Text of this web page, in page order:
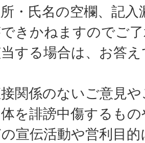
・氏名の空欄、記入
きかねますのでご
する場合は、お答
接関係のないご意見
体を誹謗中傷するも
の宣伝活動や営利目